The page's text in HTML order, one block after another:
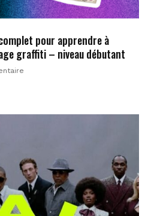
pour apprendre à
graffiti – niveau débutant